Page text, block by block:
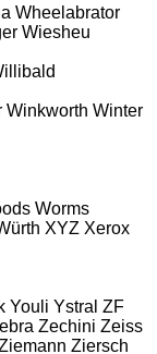
Wheelabrator
Wiesheu
Winkworth Winter
Worms
XYZ Xerox
Youli Ystral ZF
Zechini Zeiss
Ziersch